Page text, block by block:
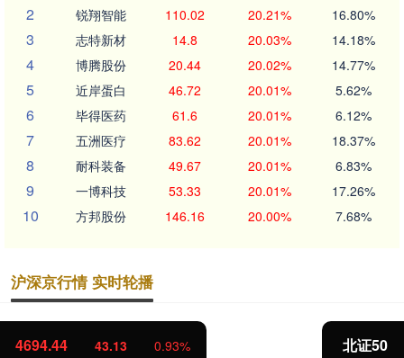
2 锐翔智能 110.02 20.21% 16.80%
3 志特新材 14.8 20.03% 14.18%
4 博腾股份 20.44 20.02% 14.77%
5 近岸蛋白 46.72 20.01% 5.62%
6 毕得医药 61.6 20.01% 6.12%
7 五洲医疗 83.62 20.01% 18.37%
8 耐科装备 49.67 20.01% 6.83%
9 一博科技 53.33 20.01% 17.26%
10 方邦股份 146.16 20.00% 7.68%
沪深京行情 实时轮播
北证50 1134.24